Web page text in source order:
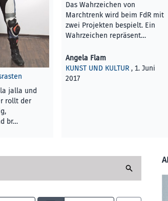
jalla und
rollt der
br…
, 1. Juni
Das Wahrzeichen von
Marchtrenk wird beim FdR mit
zwei Projekten bespielt. Ein
Wahrzeichen repräsent…
Angela Flam
KUNST UND KULTUR , 1. Juni
2017